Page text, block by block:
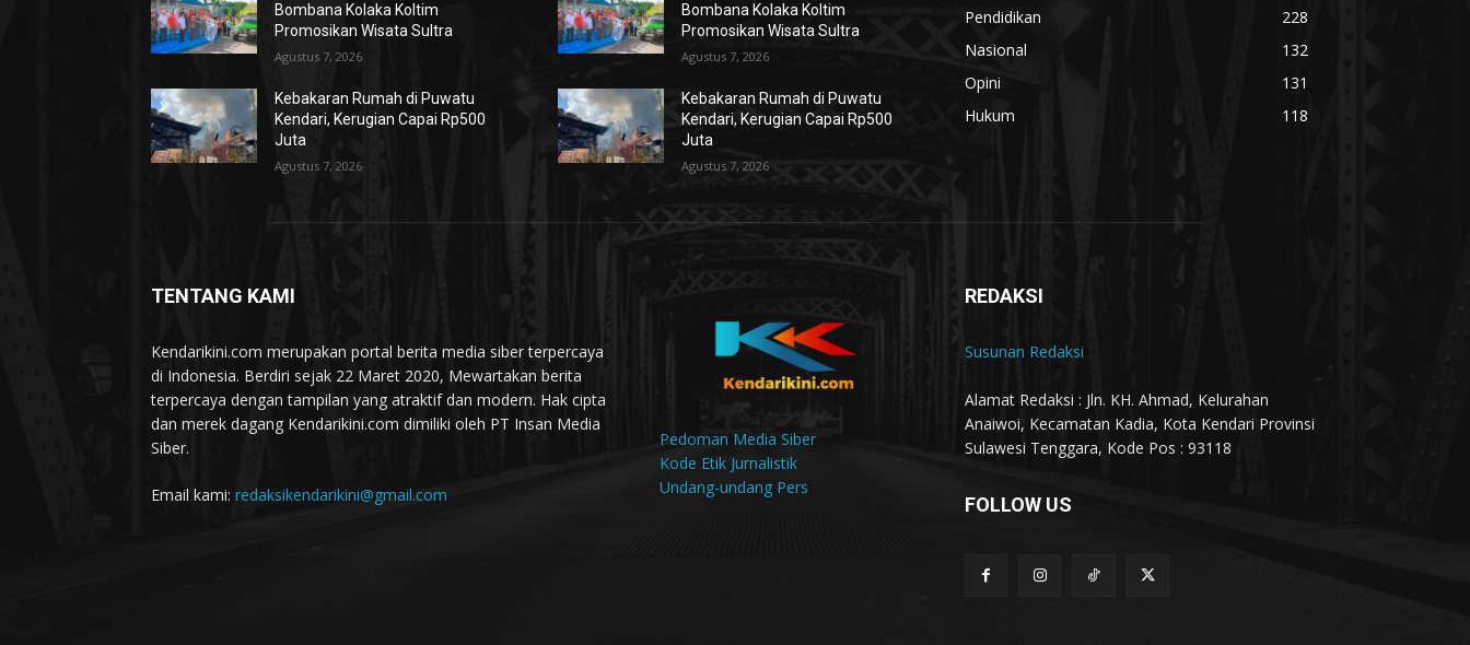
Bombana Kolaka Koltim
Promosikan Wisata Sultra
Agustus 7, 2026
Kebakaran Rumah di Puwatu
Kendari, Kerugian Capai Rp500
Juta
Agustus 7, 2026
Bombana Kolaka Koltim
Promosikan Wisata Sultra
Agustus 7, 2026
Kebakaran Rumah di Puwatu
Kendari, Kerugian Capai Rp500
Juta
Agustus 7, 2026
Pendidikan
228
Nasional
132
Opini
131
Hukum
118
TENTANG KAMI
Kendarikini.com merupakan portal berita media siber terpercaya
di Indonesia. Berdiri sejak 22 Maret 2020, Mewartakan berita
terpercaya dengan tampilan yang atraktif dan modern. Hak cipta
dan merek dagang Kendarikini.com dimiliki oleh PT Insan Media
Siber.
Email kami: redaksikendarikini@gmail.com
Pedoman Media Siber
Kode Etik Jurnalistik
Undang-undang Pers
REDAKSI
Susunan Redaksi
Alamat Redaksi : Jln. KH. Ahmad, Kelurahan
Anaiwoi, Kecamatan Kadia, Kota Kendari Provinsi
Sulawesi Tenggara, Kode Pos : 93118
FOLLOW US